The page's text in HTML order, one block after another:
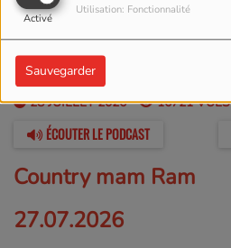
Activé
Utilisation: Fonctionnalité
Sauvegarder
28 JUILLET 2026 - 16721 VUES
ÉCOUTER LE PODCAST
Country mam Ram
27.07.2026